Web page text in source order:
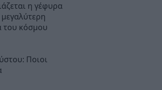
η γέφυρα
του κόσμου
Ποιοι